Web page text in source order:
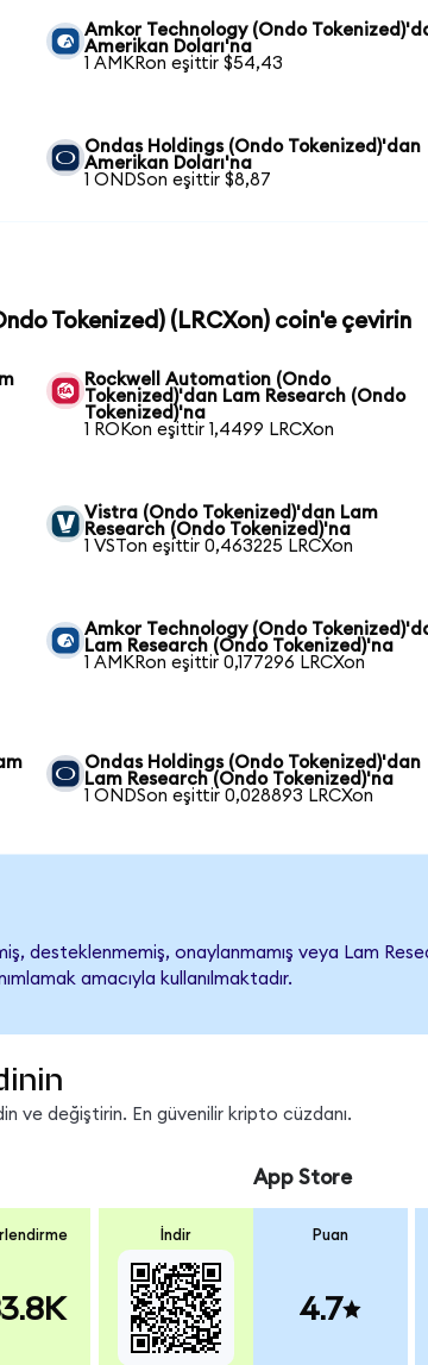
Amkor Technology (Ondo
Amerikan Doları'na
1 AMKRon eşittir $54,43
Ondas Holdings (Ondo Tokenized)'dan
Amerikan Doları'na
1 ONDSon eşittir $8,87
Tokenized) (LRCXon) coin'e çevirin
Rockwell Automation (Ondo
Tokenized)'dan Lam Research (Ondo
Tokenized)'na
1 ROKon eşittir 1,4499 LRCXon
Vistra (Ondo Tokenized)'dan Lam
Research (Ondo Tokenized)'na
1 VSTon eşittir 0,463225 LRCXon
Amkor Technology (Ondo
Lam Research (Ondo Tokenized)'na
1 AMKRon eşittir 0,177296 LRCXon
Ondas Holdings (Ondo Tokenized)'dan
Lam Research (Ondo Tokenized)'na
1 ONDSon eşittir 0,028893 LRCXon
desteklenmemiş, onaylanmamış veya Lam
amacıyla kullanılmaktadır.
ve değiştirin. En güvenilir kripto cüzdanı.
İndir
App Store
Puan
4.7